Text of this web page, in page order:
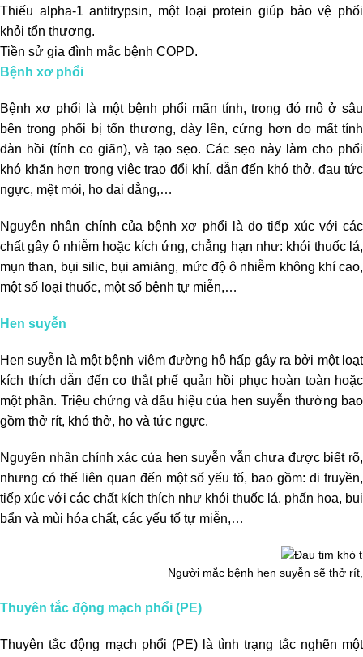
Thiếu alpha-1 antitrypsin, một loại protein giúp bảo vệ phổi
khỏi tổn thương.
Tiền sử gia đình mắc bệnh COPD.
Bệnh xơ phổi
Bệnh xơ phổi là một bệnh phổi mãn tính, trong đó mô ở sâu
bên trong phổi bị tổn thương, dày lên, cứng hơn do mất tính
đàn hồi (tính co giãn), và tạo sẹo. Các sẹo này làm cho phổi
khó khăn hơn trong việc trao đổi khí, dẫn đến khó thở, đau tức
ngực, mệt mỏi, ho dai dẳng,…
Nguyên nhân chính của bệnh xơ phổi là do tiếp xúc với các
chất gây ô nhiễm hoặc kích ứng, chẳng hạn như: khói thuốc lá,
mụn than, bụi silic, bụi amiăng, mức độ ô nhiễm không khí cao,
một số loại thuốc, một số bệnh tự miễn,…
Hen suyễn
Hen suyễn là một bệnh viêm đường hô hấp gây ra bởi một loạt
kích thích dẫn đến co thắt phế quản hồi phục hoàn toàn hoặc
một phần. Triệu chứng và dấu hiệu của hen suyễn thường bao
gồm thở rít, khó thở, ho và tức ngực.
Nguyên nhân chính xác của hen suyễn vẫn chưa được biết rõ,
nhưng có thể liên quan đến một số yếu tố, bao gồm: di truyền,
tiếp xúc với các chất kích thích như khói thuốc lá, phấn hoa, bụi
bẩn và mùi hóa chất, các yếu tố tự miễn,…
Người mắc bệnh hen suyễn sẽ thở
Thuyên tắc động mạch phổi (PE)
Thuyên tắc động mạch phổi (PE) là tình trạng tắc nghẽn một